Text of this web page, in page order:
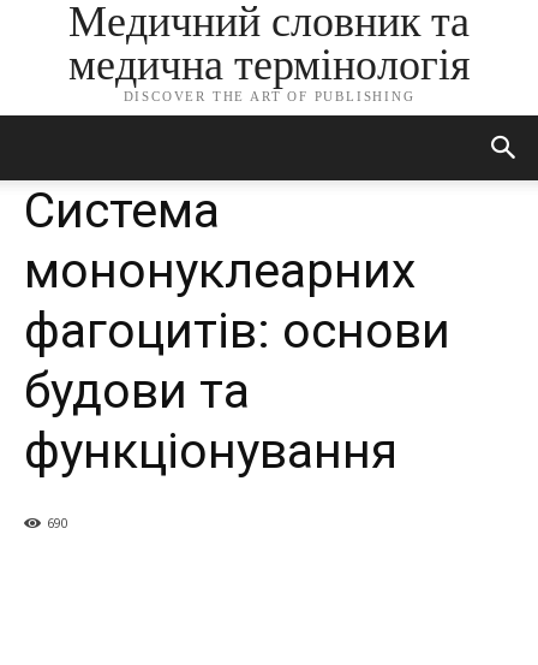
Медичний словник та
медична термінологія
DISCOVER THE ART OF PUBLISHING
Система
мононуклеарних
фагоцитів: основи
будови та
функціонування
690